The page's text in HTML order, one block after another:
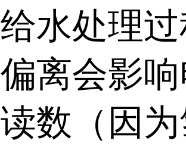
给水处理
偏离会影
读数（因